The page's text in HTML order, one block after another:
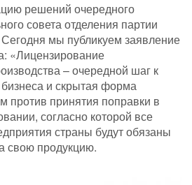
решений очередного
совета отделения партии
мы публикуем заявление
«Лицензирование
– очередной шаг к
и скрытая форма
против принятия поправки в
согласно которой все
страны будут обязаны
свою продукцию.